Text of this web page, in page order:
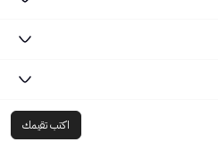
اكتب تقيمك